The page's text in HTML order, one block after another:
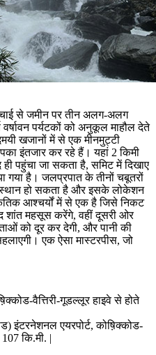
से जमीन पर तीन अलग-अलग
पर्यटकों को अनुकूल माहौल देते
खजानों में से एक मीनमुट्टी
इंतजार कर रहे हैं। यहां 2 किमी
पहुंचा जा सकता है, समिट में दिखाए
गया है। जलप्रपात के तीनों चबूतरों
हो सकता है और इसके लोकेशन
आश्चर्यों में से एक है जिसे निकट
महसूस करेंगे, वहीं दूसरी ओर
को दूर कर देगी, और पानी की
एक ऐसा मास्टरपीस, जो
वैत्तिरी-गूडल्लूर हाइवे से होते
इंटरनेशनल एयरपोर्ट, कोष़िक्कोड-
कि.मी. |